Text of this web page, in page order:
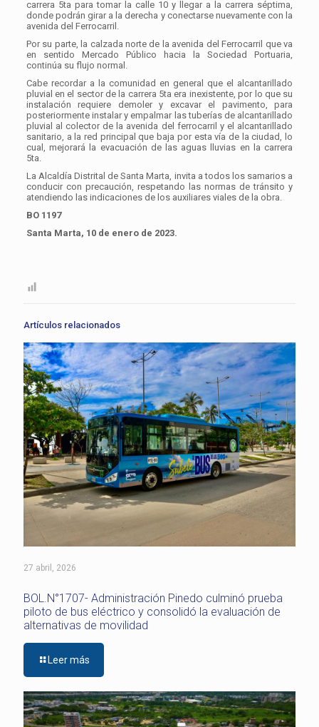
carrera 5ta para tomar la calle 10 y llegar a la carrera séptima,
donde podrán girar a la derecha y conectarse nuevamente con la
avenida del Ferrocarril.
Por su parte, la calzada norte de la avenida del Ferrocarril que va
en sentido Mercado Público hacia la Sociedad Portuaria,
continúa su flujo normal.
Cabe recordar a la comunidad en general que el alcantarillado
pluvial en el sector de la carrera 5ta era inexistente, por lo que su
instalación requiere demoler y excavar el pavimento, para
posteriormente instalar y empalmar las tuberías de alcantarillado
pluvial al colector de la avenida del ferrocarril y el alcantarillado
sanitario, a la red principal que baja por esta vía de la ciudad, lo
cual, mejorará la evacuación de las aguas lluvias en la carrera
5ta.
La Alcaldía Distrital de Santa Marta, invita a todos los samarios a
conducir con precaución, respetando las normas de tránsito y
atendiendo las indicaciones de los auxiliares viales de la obra.
BO 1197
Santa Marta, 10 de enero de 2023.
Artículos relacionados
27 abril, 2026
BOL.N°1707- Administración Pinedo culminó prueba
piloto de bus eléctrico y consolidó la evaluación de
alternativas de movilidad
Leer más